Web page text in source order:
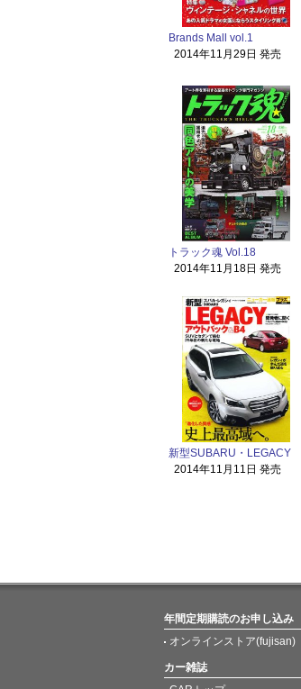
Brands Mall vol.1
2014年11月29日 発売
トラック魂 Vol.18
2014年11月18日 発売
新型SUBARU・LEGACY
2014年11月11日 発売
年間定期購読のお申し込み
オンラインストア(fujisan)
カー雑誌